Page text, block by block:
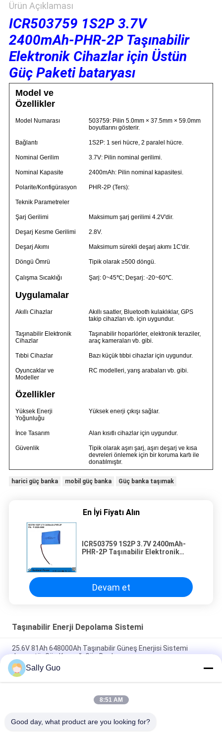
Ürün Açıklaması
ICR503759 1S2P 3.7V
2400mAh-PHR-2P Taşınabilir
Elektronik Cihazlar için Üstün
Güç Paketi bataryası
Model ve
Özellikler
Model Numarası
503759: Pilin 5.0mm × 37.5mm × 59.0mm
boyutlarını gösterir.
Bağlantı 1S2P: 1 seri hücre, 2 paralel hücre.
Nominal Gerilim 3.7V: Pilin nominal gerilimi.
Nominal Kapasite 2400mAh: Pilin nominal kapasitesi.
Polarite/Konfigürasyon PHR-2P (Ters):
Teknik Parametreler
Şarj Gerilimi Maksimum şarj gerilimi 4.2V'dir.
Deşarj Kesme Gerilimi 2.8V.
Deşarj Akımı Maksimum sürekli deşarj akımı 1C'dir.
Döngü Ömrü Tipik olarak ≥500 döngü.
Çalışma Sıcaklığı Şarj: 0~45℃; Deşarj: -20~60℃.
Uygulamalar
Akıllı Cihazlar
Akıllı saatler, Bluetooth kulaklıklar, GPS
takip cihazları vb. için uygundur.
Taşınabilir Elektronik
Cihazlar
Taşınabilir hoparlörler, elektronik teraziler,
araç kameraları vb. gibi.
Tıbbi Cihazlar Bazı küçük tıbbi cihazlar için uygundur.
Oyuncaklar ve
Modeller
RC modelleri, yarış arabaları vb. gibi.
Özellikler
Yüksek Enerji
Yoğunluğu
Yüksek enerji çıkışı sağlar.
İnce Tasarım Alan kısıtlı cihazlar için uygundur.
Güvenlik
Tipik olarak aşırı şarj, aşırı deşarj ve kısa
devreleri önlemek için bir koruma kartı ile
donatılmıştır.
harici güç banka mobil güç banka Güç banka taşımak
En İyi Fiyatı Alın
ICR503759 1S2P 3.7V 2400mAh-
PHR-2P Taşınabilir Elektronik
Devam et
Taşınabilir Enerji Depolama Sistemi
25.6V 81Ah 648000Ah Taşınabilir Güneş Enerjisi Sistemi
Jeneratör Güç Kaynağı Güç Bankası
Dış Mekan Taşınabilir Enerji Depolama Sistemi 2000W 3.7V
Lityum Pil
1500W Taşınabilir Enerji Depolama Sistemi 3.7V 45Ah Şarj
Sally Guo
8:51 AM
Good day, what product are you looking for?